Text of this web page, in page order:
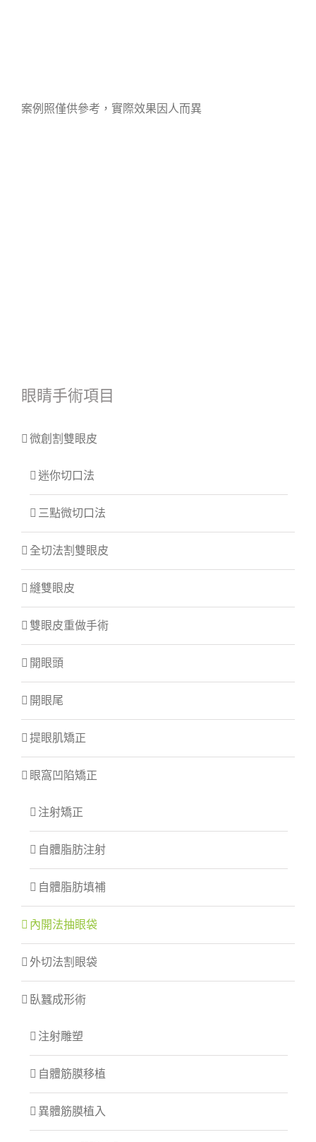
案例照僅供參考，實際效果因人而異
眼睛手術項目
微創割雙眼皮
迷你切口法
三點微切口法
全切法割雙眼皮
縫雙眼皮
雙眼皮重做手術
開眼頭
開眼尾
提眼肌矯正
眼窩凹陷矯正
注射矯正
自體脂肪注射
自體脂肪填補
內開法抽眼袋
外切法割眼袋
臥蠶成形術
注射雕塑
自體筋膜移植
異體筋膜植入